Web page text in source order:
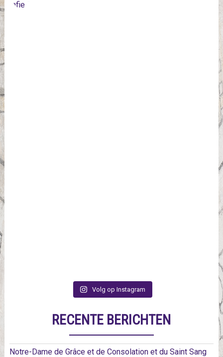
Volg op Instagram
RECENTE BERICHTEN
Notre-Dame de Grâce et de Consolation et du Saint Sang